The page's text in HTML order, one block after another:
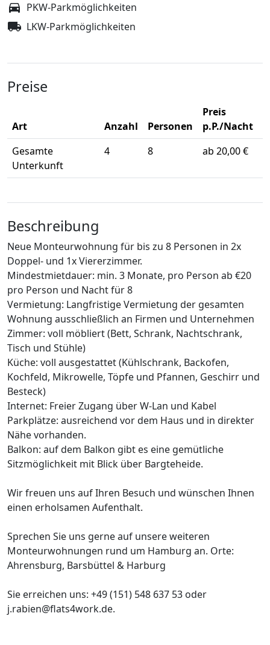
PKW-Parkmöglichkeiten
LKW-Parkmöglichkeiten
Preise
Art Anzahl Personen
Preis
p.P./Nacht
Gesamte
Unterkunft
4 8 ab 20,00 €
Beschreibung
Neue Monteurwohnung für bis zu 8 Personen in 2x
Doppel- und 1x Viererzimmer.
Mindestmietdauer: min. 3 Monate, pro Person ab €20
pro Person und Nacht für 8
Vermietung: Langfristige Vermietung der gesamten
Wohnung ausschließlich an Firmen und Unternehmen
Zimmer: voll möbliert (Bett, Schrank, Nachtschrank,
Tisch und Stühle)
Küche: voll ausgestattet (Kühlschrank, Backofen,
Kochfeld, Mikrowelle, Töpfe und Pfannen, Geschirr und
Besteck)
Internet: Freier Zugang über W-Lan und Kabel
Parkplätze: ausreichend vor dem Haus und in direkter
Nähe vorhanden.
Balkon: auf dem Balkon gibt es eine gemütliche
Sitzmöglichkeit mit Blick über Bargteheide.
Wir freuen uns auf Ihren Besuch und wünschen Ihnen
einen erholsamen Aufenthalt.
Sprechen Sie uns gerne auf unsere weiteren
Monteurwohnungen rund um Hamburg an. Orte:
Ahrensburg, Barsbüttel & Harburg
Sie erreichen uns: +49 (151) 548 637 53 oder
j.rabien@flats4work.de.